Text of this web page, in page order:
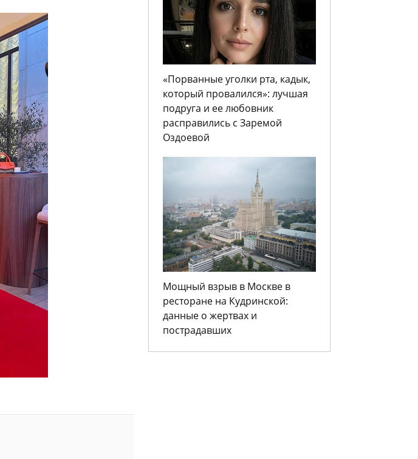
«Порванные уголки рта, кадык,
который провалился»: лучшая
подруга и ее любовник
расправились с Заремой
Оздоевой
Мощный взрыв в Москве в
ресторане на Кудринской:
данные о жертвах и
пострадавших